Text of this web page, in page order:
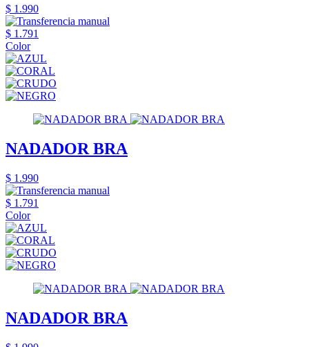
$ 1.990
$ 1.791
Color
NADADOR BRA
$ 1.990
$ 1.791
Color
NADADOR BRA